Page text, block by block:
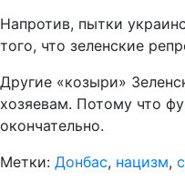
Напротив, пытки
того, что зеленские
Другие «козыри»
хозяевам. Потому что
окончательно.
Метки: Донбас, нацизм,